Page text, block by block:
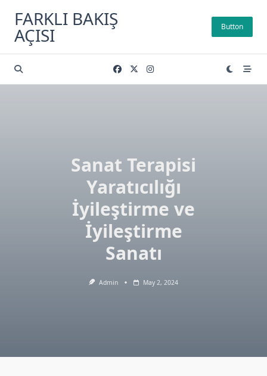
content
FARKLI BAKIŞ
AÇISI Button
Sanat Terapisi
Yaratıcılığı
İyileştirme ve
İyileştirme
Sanatı
Admin May 2, 2024